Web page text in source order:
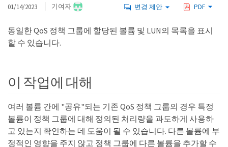
01/14/2023 기여자 변경 제안 PDF
동일한 QoS 정책 그룹에 할당된 볼륨 및 LUN의 목록을 표시
할 수 있습니다.
이 작업에 대해
여러 볼륨 간에 "공유"되는 기존 QoS 정책 그룹의 경우 특정
볼륨이 정책 그룹에 대해 정의된 처리량을 과도하게 사용하
고 있는지 확인하는 데 도움이 될 수 있습니다. 다른 볼륨에 부
정적인 영향을 주지 않고 정책 그룹에 다른 볼륨을 추가할 수